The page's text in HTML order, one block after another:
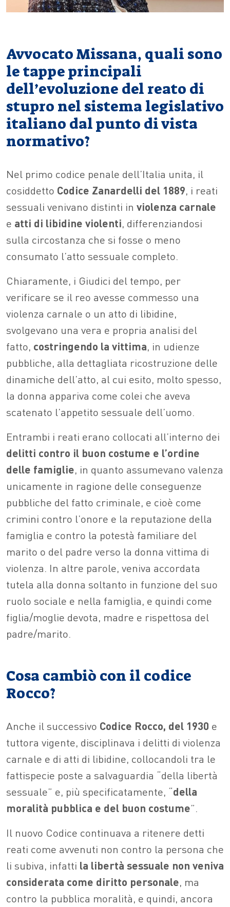
Avvocato Missana, quali sono
le tappe principali
dell’evoluzione del reato di
stupro nel sistema legislativo
italiano dal punto di vista
normativo?
Nel primo codice penale dell’Italia unita, il
cosiddetto Codice Zanardelli del 1889, i reati
sessuali venivano distinti in violenza carnale
e atti di libidine violenti, differenziandosi
sulla circostanza che si fosse o meno
consumato l’atto sessuale completo.
Chiaramente, i Giudici del tempo, per
verificare se il reo avesse commesso una
violenza carnale o un atto di libidine,
svolgevano una vera e propria analisi del
fatto, costringendo la vittima, in udienze
pubbliche, alla dettagliata ricostruzione delle
dinamiche dell’atto, al cui esito, molto spesso,
la donna appariva come colei che aveva
scatenato l’appetito sessuale dell’uomo.
Entrambi i reati erano collocati all’interno dei
delitti contro il buon costume e l’ordine
delle famiglie, in quanto assumevano valenza
unicamente in ragione delle conseguenze
pubbliche del fatto criminale, e cioè come
crimini contro l’onore e la reputazione della
famiglia e contro la potestà familiare del
marito o del padre verso la donna vittima di
violenza. In altre parole, veniva accordata
tutela alla donna soltanto in funzione del suo
ruolo sociale e nella famiglia, e quindi come
figlia/moglie devota, madre e rispettosa del
padre/marito.
Cosa cambiò con il codice
Rocco?
Anche il successivo Codice Rocco, del 1930 e
tuttora vigente, disciplinava i delitti di violenza
carnale e di atti di libidine, collocandoli tra le
fattispecie poste a salvaguardia “della libertà
sessuale” e, più specificatamente, “della
moralità pubblica e del buon costume”.
Il nuovo Codice continuava a ritenere detti
reati come avvenuti non contro la persona che
li subiva, infatti la libertà sessuale non veniva
considerata come diritto personale, ma
contro la pubblica moralità, e quindi, ancora